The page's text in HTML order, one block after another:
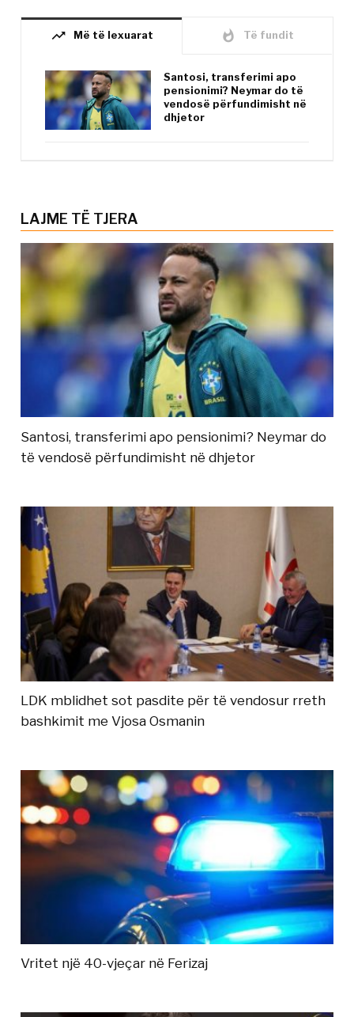
trending_up Më të lexuarat whatshot Të fundit
Santosi, transferimi apo
pensionimi? Neymar do të
vendosë përfundimisht në
dhjetor
LAJME TË TJERA
Santosi, transferimi apo pensionimi? Neymar do
të vendosë përfundimisht në dhjetor
LDK mblidhet sot pasdite për të vendosur rreth
bashkimit me Vjosa Osmanin
Vritet një 40-vjeçar në Ferizaj